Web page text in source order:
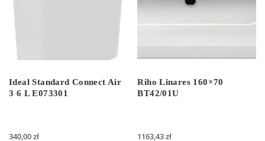
Ideal Standard Connect Air
3 6 L E073301
340,00zł
Riho Linares 160×70
BT42/01U
1163,43zł